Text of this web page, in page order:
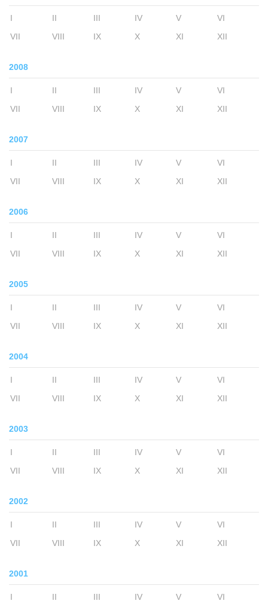
I II III IV V
VI
VII
VIII IX X XI XII
2008
I II III IV V
VI
VII
VIII IX X XI XII
2007
I II III IV V
VI
VII
VIII IX X XI XII
2006
I II III IV V
VI
VII
VIII IX X XI XII
2005
I II III IV V
VI
VII
VIII IX X XI XII
2004
I II III IV V
VI
VII
VIII IX X XI XII
2003
I II III IV V
VI
VII
VIII IX X XI XII
2002
I II III IV V
VI
VII
VIII IX X XI XII
2001
I II III IV V VI